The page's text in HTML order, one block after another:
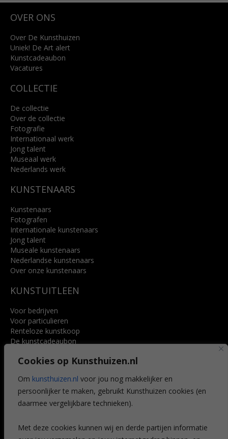
Cookies op Kunsthuizen.nl
Om kunsthuizen.nl voor jou nog makkelijker en
persoonlijker te maken, gebruikt Kunsthuizen cookies (en
daarmee vergelijkbare technieken).
Met deze cookies kunnen wij en derde partijen informatie
4818 SB Breda
info@kunsthuisbreda.nl
Lees meer
OVER ONS
Over De Kunsthuizen
Uniek! De Art alert
Kunstcadeaubon
Vacatures
COLLECTIE
De collectie
Over de collectie
Fotografie
Internationaal werk
Jong talent
Museaal werk
Nederlands werk
KUNSTENAARS
Kunstenaars
Fotografen
Internationale kunstenaars
Jong talent
Museale kunstenaars
Nederlandse kunstenaars
Over onze kunstenaars
KUNSTUITLEEN
Voor bedrijven
Voor particulieren
Renteloze kunstkoop
De kunstcadeaubon
Voordelen
Veelgestelde vragen
CONTACT
Leiden